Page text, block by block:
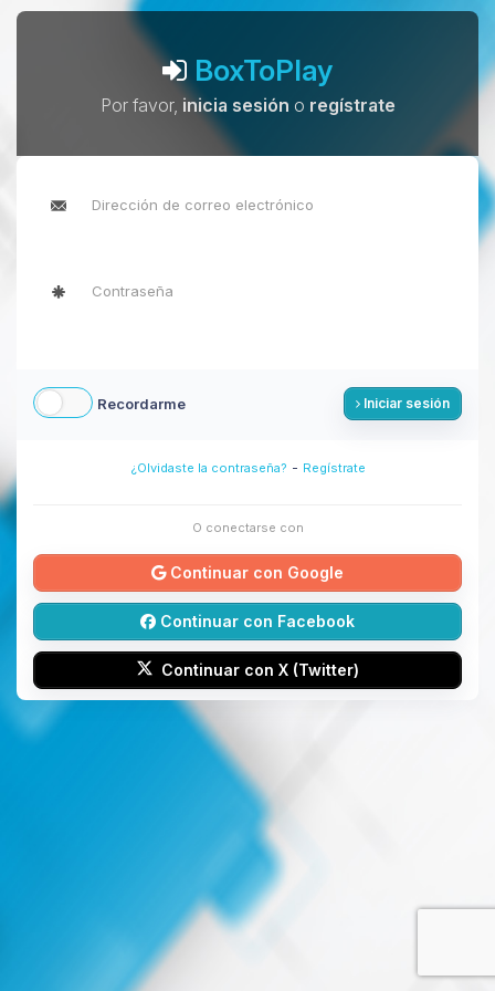
BoxToPlay
Por favor, inicia sesión o regístrate
Recordarme Iniciar sesión
¿Olvidaste la contraseña? - Regístrate
O conectarse con
Continuar con Google
Continuar con Facebook
Continuar con X (Twitter)